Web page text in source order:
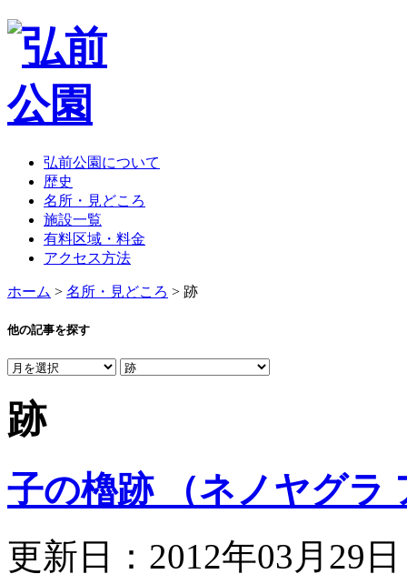
弘前公園について
歴史
名所・見どころ
施設一覧
有料区域・料金
アクセス方法
ホーム > 名所・見どころ > 跡
他の記事を探す
跡
子の櫓跡 （ネノヤグラ
更新日：2012年03月29